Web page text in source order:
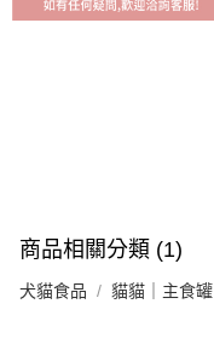
商品相關分類 (1)
犬貓食品 貓貓｜主食罐